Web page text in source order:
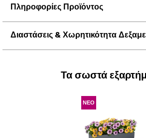
Πληροφορίες Προϊόντος
Διαστάσεις & Χωρητικότητα
Τα σωστά
ΝΕΟ